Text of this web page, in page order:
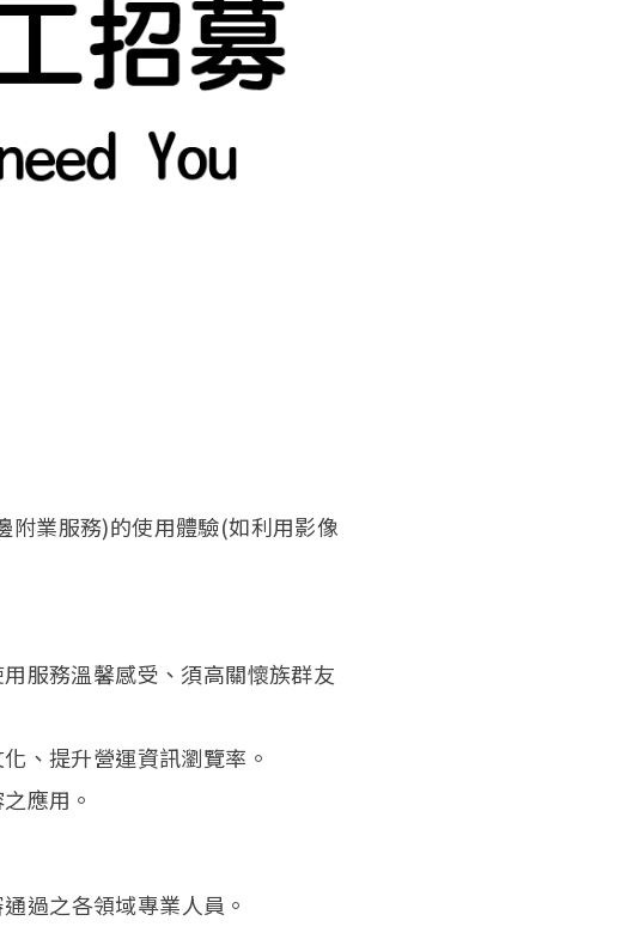
附業服務)的使用體驗(如利用影像
服務溫馨感受、須高關懷族群友
、提升營運資訊瀏覽率。
應用。
過之各領域專業人員。